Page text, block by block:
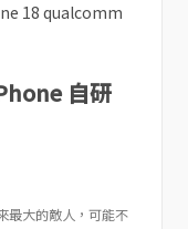
自研
最大的敵人，可能不